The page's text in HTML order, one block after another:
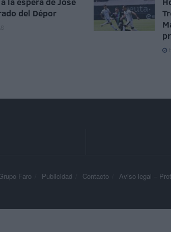
del Dépor
Faro Publicidad Contacto Aviso legal –